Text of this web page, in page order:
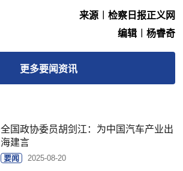
来源︱检察日报正义网
编辑︱杨睿奇
更多要闻资讯
全国政协委员胡剑江：为中国汽车产业出
海建言
要闻 2025-08-20